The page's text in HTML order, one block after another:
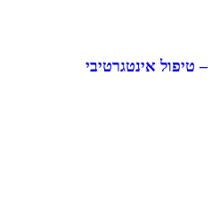
טיפול אינטגרטיבי